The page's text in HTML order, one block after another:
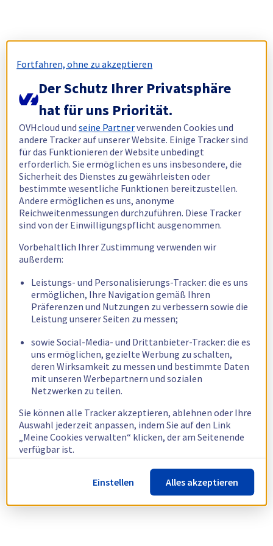
Fortfahren, ohne zu akzeptieren
Der Schutz Ihrer Privatsphäre
hat für uns Priorität.
OVHcloud undseine Partnerverwenden Cookies und
andere Tracker auf unserer Website. Einige Tracker sind
für das Funktionieren der Website unbedingt
erforderlich. Sie ermöglichen es uns insbesondere, die
Sicherheit des Dienstes zu gewährleisten oder
bestimmte wesentliche Funktionen bereitzustellen.
Andere ermöglichen es uns, anonyme
Reichweitenmessungen durchzuführen. Diese Tracker
sind von der Einwilligungspflicht ausgenommen.
Vorbehaltlich Ihrer Zustimmung verwenden wir
außerdem:
Leistungs- und Personalisierungs-Tracker: die es uns
ermöglichen, Ihre Navigation gemäß Ihren
Präferenzen und Nutzungen zu verbessern sowie die
Leistung unserer Seiten zu messen;
sowie Social-Media- und Drittanbieter-Tracker: die es
uns ermöglichen, gezielte Werbung zu schalten,
deren Wirksamkeit zu messen und bestimmte Daten
mit unseren Werbepartnern und sozialen
Netzwerken zu teilen.
Sie können alle Tracker akzeptieren, ablehnen oder Ihre
Auswahl jederzeit anpassen, indem Sie auf den Link
„Meine Cookies verwalten“ klicken, der am Seitenende
verfügbar ist.
Weitere Informationen finden Sie in unsererRichtlinie
zur Verwendung von Cookies.
Einstellen Alles akzeptieren